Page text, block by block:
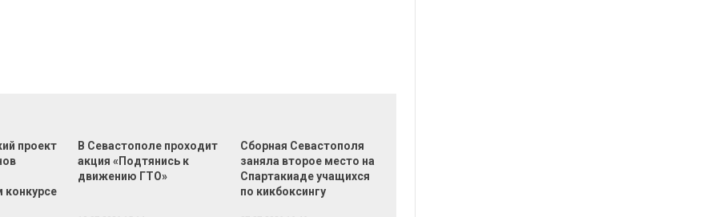
проект
конкурсе
В Севастополе проходит
акция «Подтянись к
движению ГТО»
Сборная Севастополя
заняла второе место на
Спартакиаде учащихся
по кикбоксингу